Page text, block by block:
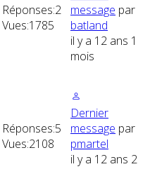
Réponses:2
Vues:1785
message par
batland
il y a 12 ans 1
mois
Réponses:5
Vues:2108
Dernier
message par
pmartel
il y a 12 ans 2